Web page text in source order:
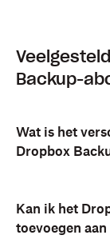
Backup-
Wat is het
Dropbox
Kan ik het
toevoegen